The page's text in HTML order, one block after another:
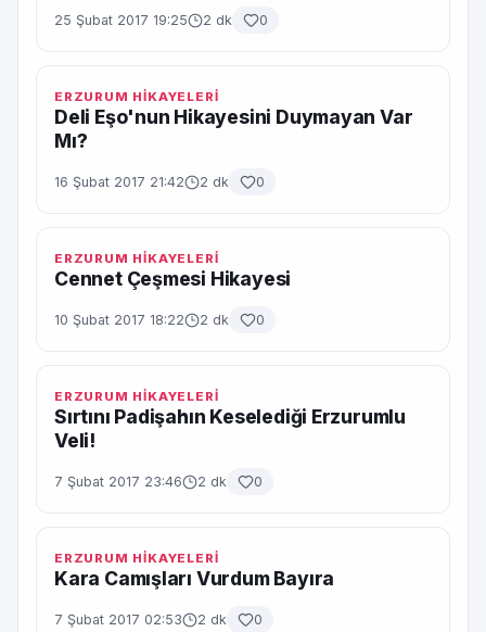
25 Şubat 2017 19:25 2 dk 0
ERZURUM HİKAYELERİ
Deli Eşo'nun Hikayesini Duymayan Var
Mı?
16 Şubat 2017 21:42 2 dk 0
ERZURUM HİKAYELERİ
Cennet Çeşmesi Hikayesi
10 Şubat 2017 18:22 2 dk 0
ERZURUM HİKAYELERİ
Sırtını Padişahın Keselediği Erzurumlu
Veli!
7 Şubat 2017 23:46 2 dk 0
ERZURUM HİKAYELERİ
Kara Camışları Vurdum Bayıra
7 Şubat 2017 02:53 2 dk 0